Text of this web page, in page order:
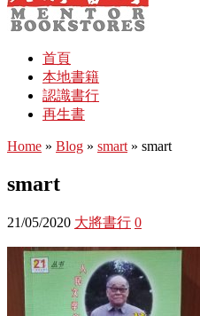
首頁
本地書籍
認識書行
再生書
Home » Blog » smart » smart
smart
21/05/2020 大將書行 0